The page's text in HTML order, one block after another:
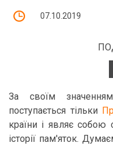
07.10.2019
За своїм
поступається тільки
країни і являє собою
історії пам'яток.